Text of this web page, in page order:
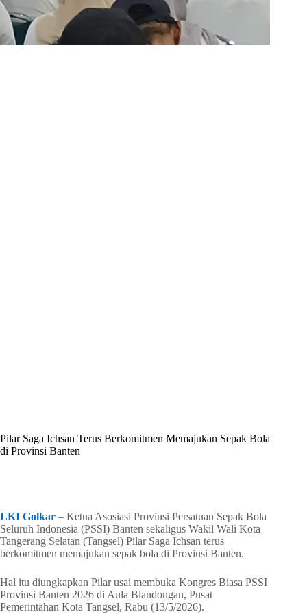
Pilar Saga Ichsan Terus Berkomitmen Memajukan Sepak Bola
di Provinsi Banten
LKI Golkar – Ketua Asosiasi Provinsi Persatuan Sepak Bola
Seluruh Indonesia (PSSI) Banten sekaligus Wakil Wali Kota
Tangerang Selatan (Tangsel) Pilar Saga Ichsan terus
berkomitmen memajukan sepak bola di Provinsi Banten.
Hal itu diungkapkan Pilar usai membuka Kongres Biasa PSSI
Provinsi Banten 2026 di Aula Blandongan, Pusat
Pemerintahan Kota Tangsel, Rabu (13/5/2026).